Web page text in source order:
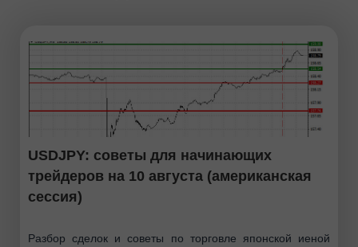
USDJPY: советы для начинающих
трейдеров на 10 августа (американская
сессия)
Разбор сделок и советы по торговле японской иеной